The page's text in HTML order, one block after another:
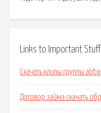
Links to Important Stuff
Скачать клипы группы abba
Договор займа скачать